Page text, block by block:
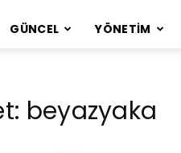
GÜNCEL YÖNETİM
beyazyaka